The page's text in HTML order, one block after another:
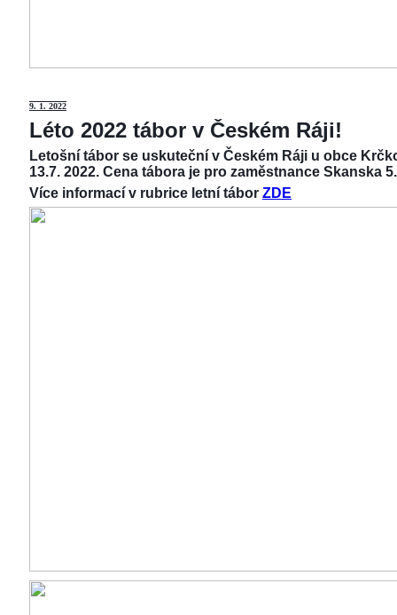
9. 1. 2022
Léto 2022 tábor v Českém Ráji!
Letošní tábor se uskuteční v Českém Ráji u obce
13.7. 2022. Cena tábora je pro zaměstnance Skanska
Více informací v rubrice letní tábor ZDE